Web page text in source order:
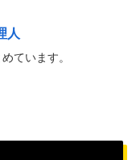
人
ています。